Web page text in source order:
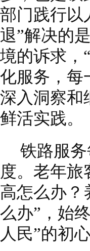
部门践行以
退”解决的
境的诉求
化服务，每
深入洞察和
鲜活实践。
铁路服
度。老年
高怎么办？
么办”，始
人民”的初心